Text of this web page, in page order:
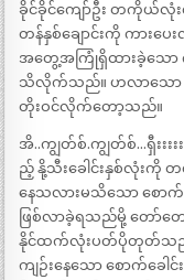
ခိုင်ခိုင်ကျော်ဦး တကိုယ်လုံး
တန်နှစ်ချောင်းကို ကားပေ
အတွေ့အကြုံရှိထားခဲ့သော
သိလိုက်သည်။ ဟလာသော
တိုးဝင်လိုက်တော့သည်။
အိ..ကျွတ်စ်.ကျွတ်စ်…ရှီးးး
ည့် နို့သီးခေါင်းနှစ်လုံးကို
နေသလားမသိသော စေ
ဖြစ်လာခဲ့ရသည်မို့ တော်
နိုင်ထက်လုံးပတ်ပိုတုတ်သည့်အပ
ကျဉ်းနေသော စောက်ခေါ